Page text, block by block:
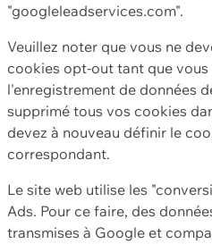
"googleleadservices.com".
Veuillez noter que vous ne
cookies opt-out tant que vous
l'enregistrement de données
supprimé tous vos cookies
devez à nouveau définir le
correspondant.
Le site web utilise les
Ads. Pour ce faire, des
transmises à Google et